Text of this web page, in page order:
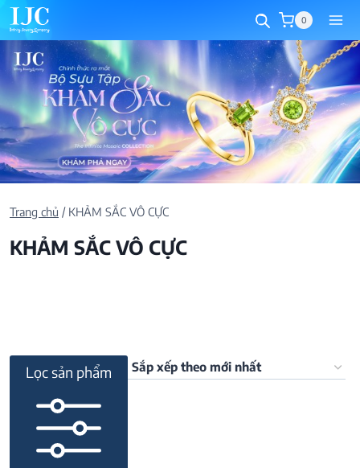
Skip
to
content
0
Trang chủ / KHẢM SẮC VÔ CỰC
KHẢM SẮC VÔ CỰC
Lọc sản phẩm